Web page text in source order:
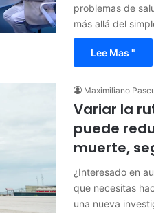
problemas de
más allá del
Lee Mas "
Maximiliano
Variar la
puede
muerte,
¿Interesado en
que necesitas
una nueva